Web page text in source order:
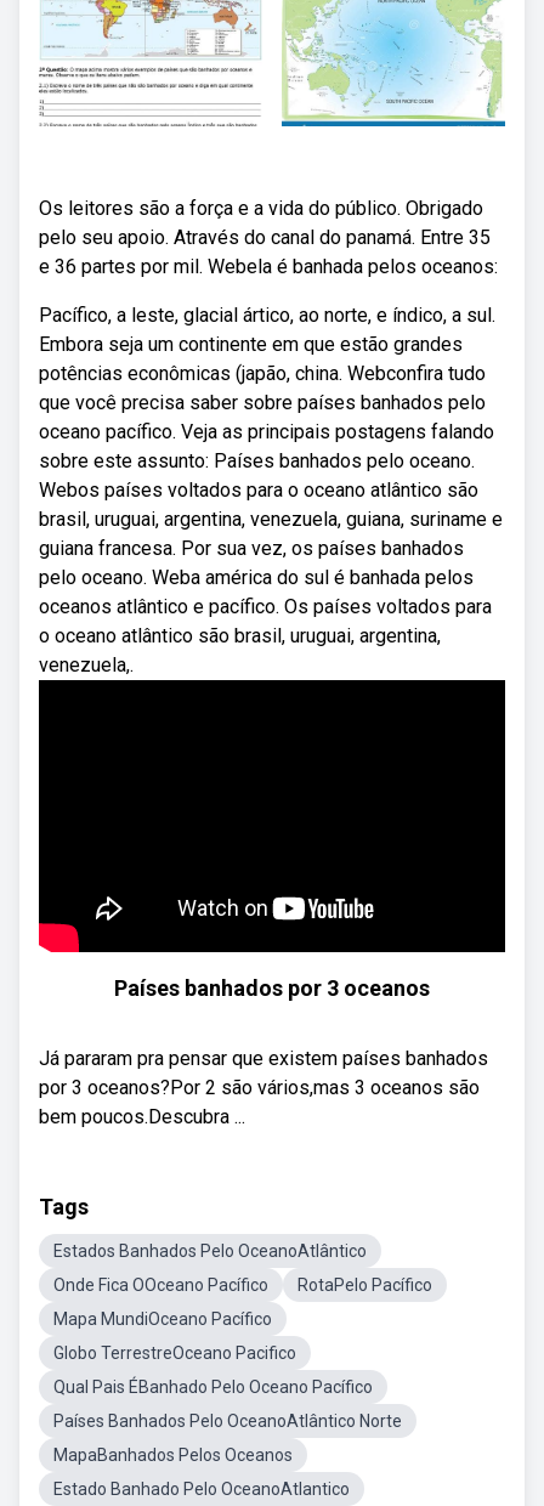
Os leitores são a força e a vida do público. Obrigado
pelo seu apoio. Através do canal do panamá. Entre 35
e 36 partes por mil. Webela é banhada pelos oceanos:
Pacífico, a leste, glacial ártico, ao norte, e índico, a sul.
Embora seja um continente em que estão grandes
potências econômicas (japão, china. Webconfira tudo
que você precisa saber sobre países banhados pelo
oceano pacífico. Veja as principais postagens falando
sobre este assunto: Países banhados pelo oceano.
Webos países voltados para o oceano atlântico são
brasil, uruguai, argentina, venezuela, guiana, suriname e
guiana francesa. Por sua vez, os países banhados
pelo oceano. Weba américa do sul é banhada pelos
oceanos atlântico e pacífico. Os países voltados para
o oceano atlântico são brasil, uruguai, argentina,
venezuela,.
Países banhados por 3 oceanos
Já pararam pra pensar que existem países banhados
por 3 oceanos?Por 2 são vários,mas 3 oceanos são
bem poucos.Descubra ...
Tags
Estados Banhados Pelo OceanoAtlântico
Onde Fica OOceano Pacífico
RotaPelo Pacífico
Mapa MundiOceano Pacífico
Globo TerrestreOceano Pacifico
Qual Pais ÉBanhado Pelo Oceano Pacífico
Países Banhados Pelo OceanoAtlântico Norte
MapaBanhados Pelos Oceanos
Estado Banhado Pelo OceanoAtlantico